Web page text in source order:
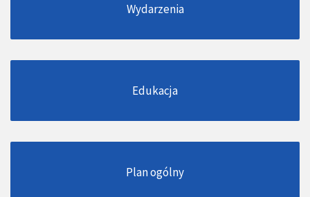
Wydarzenia
Edukacja
Plan ogólny